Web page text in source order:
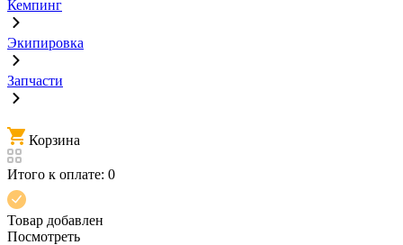
Кемпинг
Экипировка
Запчасти
Корзина
Итого к оплате: 0
Товар добавлен
Посмотреть